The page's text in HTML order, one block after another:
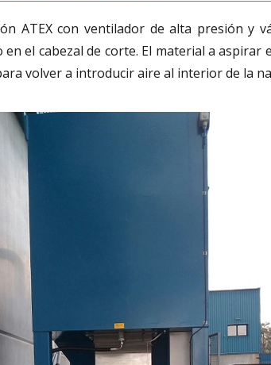
ATEX con ventilador de alta presión y
en el cabezal de corte. El material a
volver a introducir aire al interior de la